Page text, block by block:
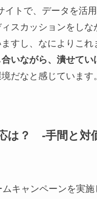
イトで、データを活
スカッションをしな
すし、なによりこれ
いながら、潰せてい
だなと感じています。
は？ -手間と対
ムキャンペーンを実